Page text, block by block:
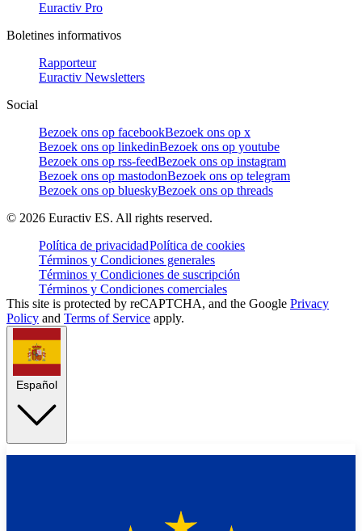
Euractiv Pro
Boletines informativos
Rapporteur
Euractiv Newsletters
Social
Bezoek ons op facebookBezoek ons op x
Bezoek ons op linkedinBezoek ons op youtube
Bezoek ons op rss-feedBezoek ons op instagram
Bezoek ons op mastodonBezoek ons op telegram
Bezoek ons op blueskyBezoek ons op threads
© 2026 Euractiv ES. All rights reserved.
Política de privacidadPolítica de cookies
Términos y Condiciones generales
Términos y Condiciones de suscripción
Términos y Condiciones comerciales
This site is protected by reCAPTCHA, and the Google Privacy
Policy and Terms of Service apply.
Español